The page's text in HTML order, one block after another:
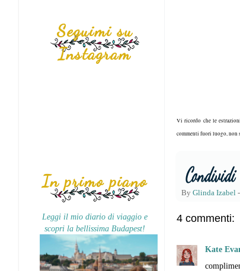
Vi ricordo che le
commenti fuori luogo, non
By Glinda Izabel -
4 commenti:
Kate
Seguimi su
Instagram
In primo piano
Leggi il mio diario di viaggio e
scopri la bellissima Budapest!